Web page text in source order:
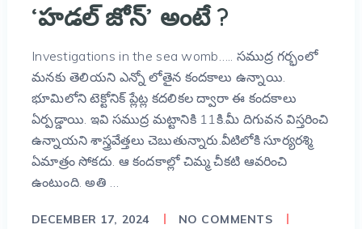
‘హడల్ జోన్’ అంటే ?
Investigations in the sea womb….. సముద్ర గర్భంలో
మనకు తెలియని ఎన్నో లోతైన కందకాలు ఉన్నాయి.
భూమిలోని టెక్టోనిక్ ప్లేట్ల కదలికల ద్వారా ఈ కందకాలు
ఏర్పడ్డాయి. ఇవి సముద్ర మట్టానికి 11కి.మీ దిగువన విస్తరించి
ఉన్నాయని శాస్త్రవేత్తలు చెబుతున్నారు.వీటిలోకి సూర్యరశ్మి
ఏమాత్రం సోకదు. ఆ కందకాల్లో చిమ్మ చీకటి ఆవరించి
ఉంటుంది. అతి …
DECEMBER 17, 2024 NO COMMENTS